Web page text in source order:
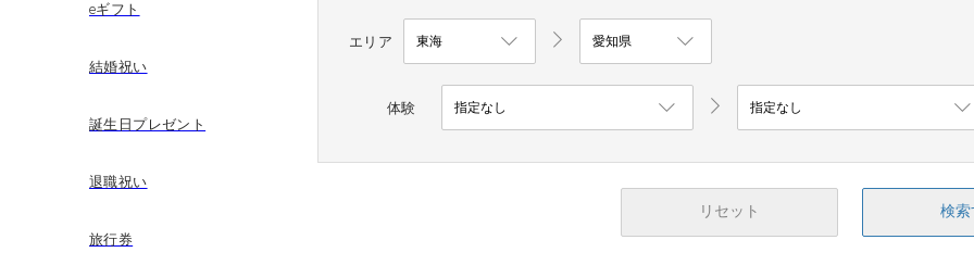
eギフト
結婚祝い
誕生日プレゼント
退職祝い
旅行券
エリア
体験
リセット 検索